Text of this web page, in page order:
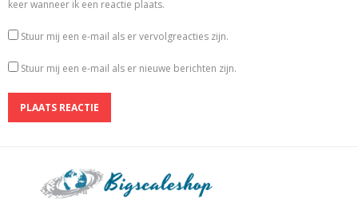
keer wanneer ik een reactie plaats.
Stuur mij een e-mail als er vervolgreacties zijn.
Stuur mij een e-mail als er nieuwe berichten zijn.